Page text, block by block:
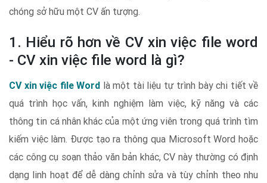
chóng sở hữu một CV ấn tượng.
1. Hiểu rõ hơn về CV xin việc file word
- CV xin việc file word là gì?
CV xin việc file Word là một tài liệu tự trình bày chi tiết về
quá trình học vấn, kinh nghiệm làm việc, kỹ năng và các
thông tin cá nhân khác của một ứng viên trong quá trình tìm
kiếm việc làm. Được tạo ra thông qua Microsoft Word hoặc
các công cụ soạn thảo văn bản khác, CV này thường có định
dạng linh hoạt để dễ dàng chỉnh sửa và tùy chỉnh theo nhu